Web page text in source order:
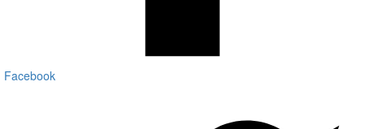
Facebook